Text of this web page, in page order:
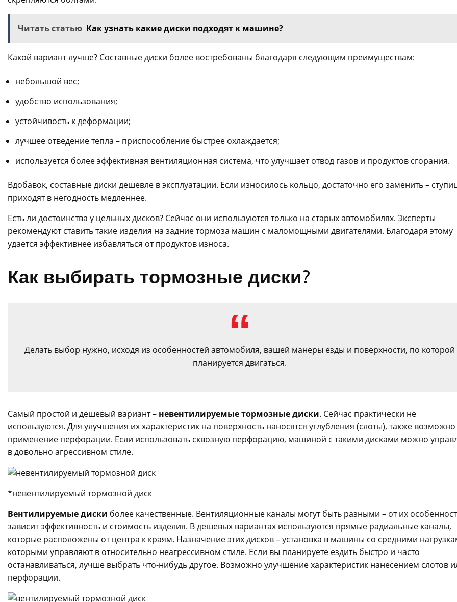
Читать статью Как узнать какие диски подходят к машине?
Какой вариант лучше? Составные диски более востребованы благодаря следующим преимуществам:
небольшой вес;
удобство использования;
устойчивость к деформации;
лучшее отведение тепла – приспособление быстрее охлаждается;
используется более эффективная вентиляционная система, что улучшает отвод газов и продуктов сгорания.
Вдобавок, составные диски дешевле в эксплуатации. Если износилось кольцо, достаточно его заменить –
приходят в негодность медленнее.
Есть ли достоинства у цельных дисков? Сейчас они используются только на старых автомобилях. Эксперты
рекомендуют ставить такие изделия на задние тормоза машин с маломощными двигателями. Благодаря этому
удается эффективнее избавляться от продуктов износа.
Как выбирать тормозные диски?
Делать выбор нужно, исходя из особенностей автомобиля, вашей манеры езды и поверхности, по которой
планируется двигаться.
Самый простой и дешевый вариант – невентилируемые тормозные диски. Сейчас практически не
используются. Для улучшения их характеристик на поверхность наносятся углубления (слоты), также возможно
применение перфорации. Если использовать сквозную перфорацию, машиной с такими дисками можно
в довольно агрессивном стиле.
*невентилируемый тормозной диск
Вентилируемые диски более качественные. Вентиляционные каналы могут быть разными – от их
зависит эффективность и стоимость изделия. В дешевых вариантах используются прямые радиальные каналы,
которые расположены от центра к краям. Назначение этих дисков – установка в машины со средними
которыми управляют в относительно неагрессивном стиле. Если вы планируете ездить быстро и часто
останавливаться, лучше выбрать что-нибудь другое. Возможно улучшение характеристик нанесением слотов
перфорации.